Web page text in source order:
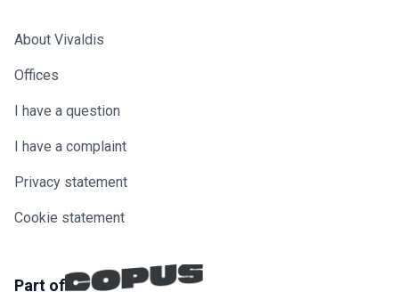
About Vivaldis
Offices
I have a question
I have a complaint
Privacy statement
Cookie statement
Part of